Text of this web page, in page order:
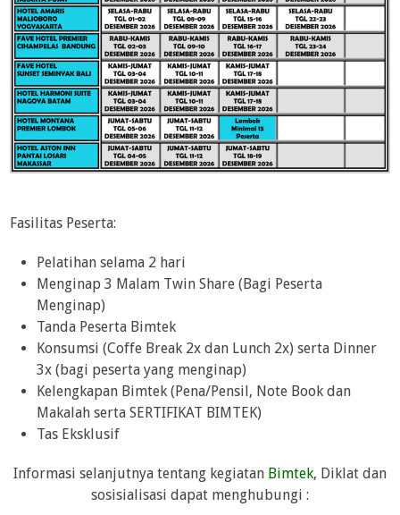
Fasilitas Peserta:
Pelatihan selama 2 hari
Menginap 3 Malam Twin Share (Bagi Peserta
Menginap)
Tanda Peserta Bimtek
Konsumsi (Coffe Break 2x dan Lunch 2x) serta Dinner
3x (bagi peserta yang menginap)
Kelengkapan Bimtek (Pena/Pensil, Note Book dan
Makalah serta SERTIFIKAT BIMTEK)
Tas Eksklusif
Informasi selanjutnya tentang kegiatan Bimtek, Diklat dan
sosisialisasi dapat menghubungi :